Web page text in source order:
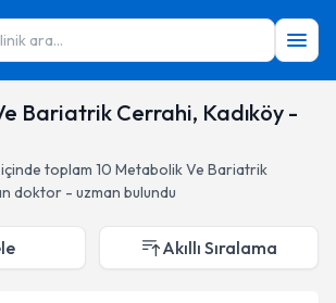
ara...
Bariatrik Cerrahi, Kadıköy -
içinde toplam 10 Metabolik Ve Bariatrik
doktor - uzman bulundu
Akıllı Sıralama